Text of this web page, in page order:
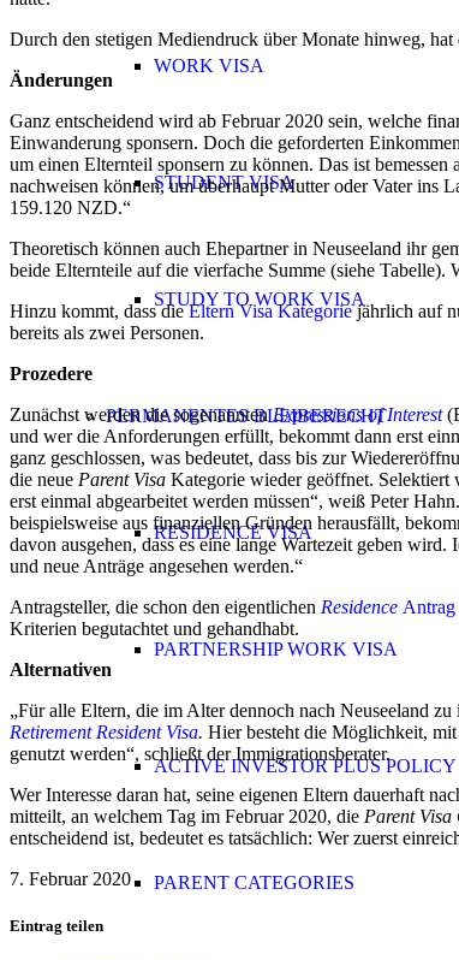
WORK VISA
STUDENT VISA
STUDY TO WORK VISA
PERMANENTES BLEIBERECHT
RESIDENCE VISA
PARTNERSHIP WORK VISA
ACTIVE INVESTOR PLUS POLICY
PARENT CATEGORIES
Durch den stetigen Mediendruck über Monate hinweg,
Änderungen
Ganz entscheidend wird ab Februar 2020 sein, welche
Einwanderung sponsern. Doch die geforderten
um einen Elternteil sponsern zu können. Das ist
nachweisen können, um überhaupt Mutter oder Vater ins
159.120 NZD.“
Theoretisch können auch Ehepartner in Neuseeland ihr
beide Elternteile auf die vierfache Summe (siehe Tabelle).
Hinzu kommt, dass dieEltern Visa Kategoriejährlich auf
bereits als zwei Personen.
Prozedere
Zunächst werden die sogenanntenExpressions of Interest
und wer die Anforderungen erfüllt, bekommt dann erst
ganz geschlossen, was bedeutet, dass bis zur
die neue Parent Visa Kategorie wieder geöffnet. Selektiert
erst einmal abgearbeitet werden müssen“, weiß Peter
beispielsweise aus finanziellen Gründen herausfällt,
davon ausgehen, dass es eine lange Wartezeit geben
und neue Anträge angesehen werden.“
Antragsteller, die schon den eigentlichen Residence Antrag
Kriterien begutachtet und gehandhabt.
Alternativen
„Für alle Eltern, die im Alter dennoch nach Neuseeland
Retirement Resident Visa. Hier besteht die Möglichkeit,
genutzt werden“, schließt der Immigrationsberater.
Wer Interesse daran hat, seine eigenen Eltern dauerhaft
mitteilt, an welchem Tag im Februar 2020, die Parent Visa
entscheidend ist, bedeutet es tatsächlich: Wer zuerst
7. Februar 2020
Eintrag teilen